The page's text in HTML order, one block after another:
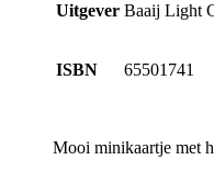
Uitgever Baaij Light
ISBN 65501741
Mooi minikaartje met